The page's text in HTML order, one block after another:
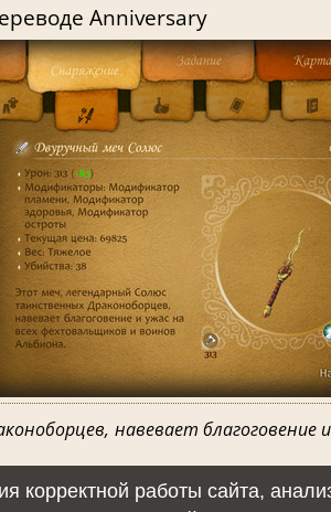
Anniversary
навевает благоговение
корректной работы сайта,